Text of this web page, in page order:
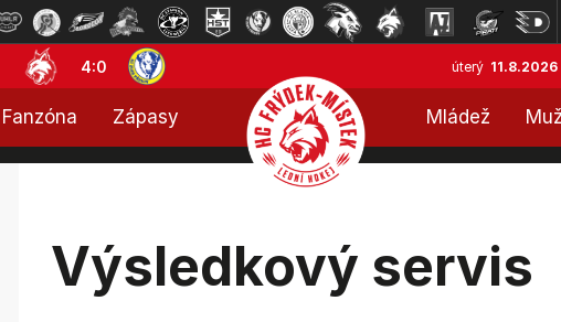
4:0 úterý 11.8.2026
Fanzóna Zápasy Mládež
Výsledkový servis